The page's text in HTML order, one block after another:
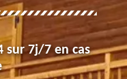
sur 7j/7 en cas